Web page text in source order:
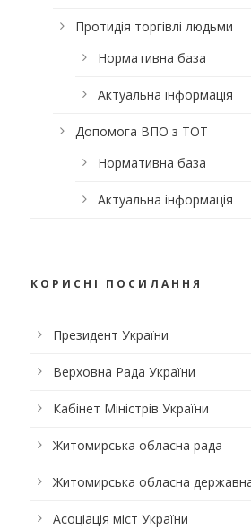
Протидія торгівлі людьми
Нормативна база
Актуальна інформація
Допомога ВПО з ТОТ
Нормативна база
Актуальна інформація
КОРИСНІ ПОСИЛАННЯ
Президент України
Верховна Рада України
Кабінет Міністрів України
Житомирська обласна рада
Житомирська обласна державна
Асоціація міст України